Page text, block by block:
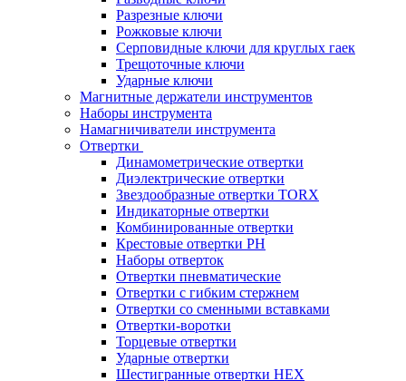
Разрезные ключи
Рожковые ключи
Серповидные ключи для круглых гаек
Трещоточные ключи
Ударные ключи
Магнитные держатели инструментов
Наборы инструмента
Намагничиватели инструмента
Отвертки
Динамометрические отвертки
Диэлектрические отвертки
Звездообразные отвертки TORX
Индикаторные отвертки
Комбинированные отвертки
Крестовые отвертки PH
Наборы отверток
Отвертки пневматические
Отвертки с гибким стержнем
Отвертки со сменными вставками
Отвертки-воротки
Торцевые отвертки
Ударные отвертки
Шестигранные отвертки HEX